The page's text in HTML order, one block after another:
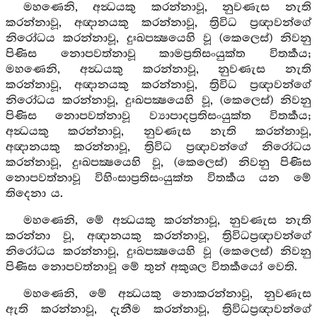
මහණෙනි, අන්‍ධයකු කරන්නාවූ, නුවණැස නැති
කරන්නාවූ, අඥානයකු කරන්නාවූ, ත්‍රිවිධ ප්‍රඥාවන්ගේ
නිරෝධය කරන්නාවූ, දුඃඛපක්‍ෂයෙහි වූ (කෙලෙස්) නිවනු
පිණිස නොපවත්නාවූ කාමප්‍රතිසංයුක්ත විතර්‍කය;
මහණෙනි, අන්‍ධයකු කරන්නාවූ, නුවණැස නැති
කරන්නාවූ, අඥානයකු කරන්නාවූ, ත්‍රිවිධ ප්‍රඥාවන්ගේ
නිරෝධය කරන්නාවූ, දුඃඛපක්‍ෂයෙහි වූ, (කෙලෙස්) නිවනු
පිණිස නොපවත්නාවූ ව්‍යාපාදප්‍රතිසංයුක්ත විතර්‍කය;
අන්‍ධයකු කරන්නාවූ, නුවණැස නැති කරන්නාවූ,
අඥානයකු කරන්නාවූ, ත්‍රිවිධ ප්‍රඥාවන්ගේ නිරෝධය
කරන්නාවූ, දුඃඛපක්‍ෂයෙහි වූ, (කෙලෙස්) නිවනු පිණිස
නොපවත්නාවූ විහිංසාප්‍රතිසංයුක්ත විතර්‍කය යන මේ
තිදෙනා ය.
මහණෙනි, මේ අන්‍ධයකු කරන්නාවූ, නුවණැස නැති
කරන්නා වූ, අඥානයකු කරන්නාවූ, ත්‍රිවිධප්‍රඥාවන්ගේ
නිරෝධය කරන්නාවූ, දුඃඛපක්‍ෂයෙහි වූ (කෙලෙස්) නිවනු
පිණිස නොපවත්නාවූ මේ තුන් අකුශල විතර්‍කයෝ වෙති.
මහණෙනි, මේ අන්‍ධයකු නොකරන්නාවූ, නුවණැස
ඇති කරන්නාවූ, දැනීම කරන්නාවූ, ත්‍රිවිධප්‍රඥාවන්ගේ